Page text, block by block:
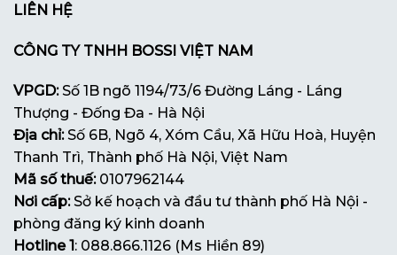
LIÊN HỆ
CÔNG TY TNHH BOSSI VIỆT NAM
VPGD:Số 1B ngõ 1194/73/6 Đường Láng - Láng
Thượng - Đống Đa - Hà Nội
Địa chỉ:Số 6B, Ngõ 4, Xóm Cầu, Xã Hữu Hoà, Huyện
Thanh Trì, Thành phố Hà Nội, Việt Nam
Mã số thuế:0107962144
Nơi cấp:Sở kế hoạch và đầu tư thành phố Hà Nội -
phòng đăng ký kinh doanh
Hotline 1 : 088.866.1126 (Ms Hiền 89)